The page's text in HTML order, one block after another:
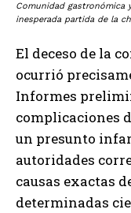
Comunidad gastronómica
inesperada partida de la
El deceso de la
ocurrió
Informes
complicaciones
un presunto
autoridades
causas exactas
determinadas